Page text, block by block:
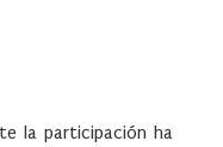
la participación ha